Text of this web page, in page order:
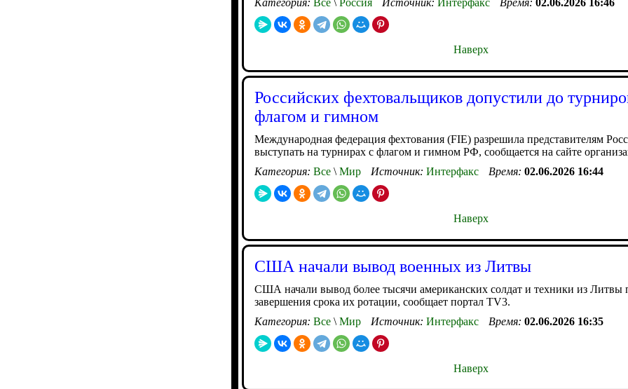
Наверх
Российских фехтовальщиков допустили до
флагом и гимном
Международная федерация фехтования (FIE) разрешила представителям
выступать на турнирах с флагом и гимном РФ, сообщается на сайте
Категория: Все \ Мир Источник: Интерфакс Время: 02.06.2026 16:44
Наверх
США начали вывод военных из Литвы
США начали вывод более тысячи американских солдат и техники из Литвы
завершения срока их ротации, сообщает портал TV3.
Категория: Все \ Мир Источник: Интерфакс Время: 02.06.2026 16:35
Наверх